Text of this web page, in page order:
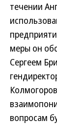
течении
меры он
Сергеем
вопросам